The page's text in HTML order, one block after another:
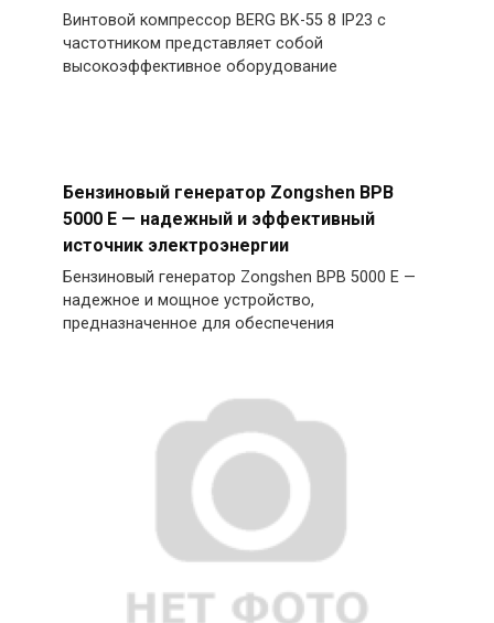
Винтовой компрессор BERG BK-55 8 IP23 с
частотником представляет собой
высокоэффективное оборудование
Бензиновый генератор Zongshen BPB
5000 E — надежный и эффективный
источник электроэнергии
Бензиновый генератор Zongshen BPB 5000 E —
надежное и мощное устройство,
предназначенное для обеспечения